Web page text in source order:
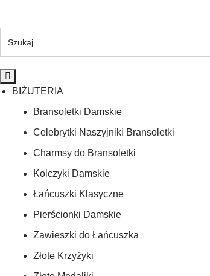
BIŻUTERIA
Bransoletki Damskie
Celebrytki Naszyjniki Bransoletki
Charmsy do Bransoletki
Kolczyki Damskie
Łańcuszki Klasyczne
Pierścionki Damskie
Zawieszki do Łańcuszka
Złote Krzyżyki